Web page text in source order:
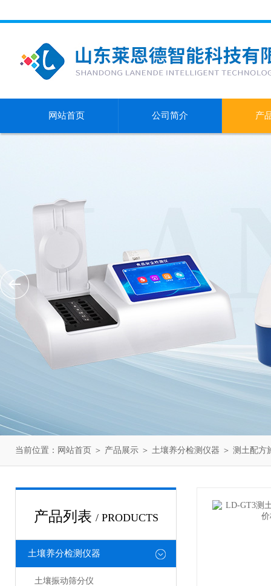
网站首页 公司简介 产
当前位置： 网站首页 ＞ 产品展示 ＞ 土壤养分检测仪器 ＞ 测土配方
产品列表 / PRODUCTS
土壤养分检测仪器
土壤振动筛分仪